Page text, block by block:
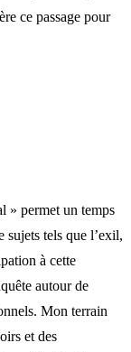
ce passage pour
» permet un temps
sujets tels que l’exil,
à cette
autour de
Mon terrain
et des